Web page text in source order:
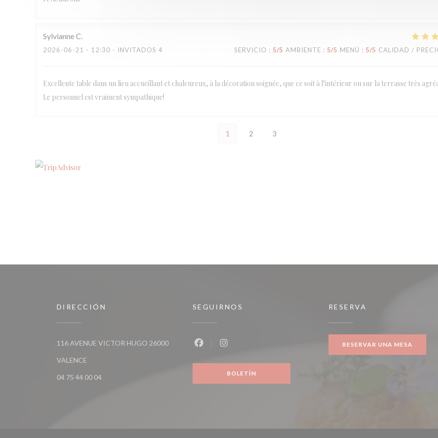
SylvianneC
2026-06-21 - 12:30 - INVITADOS 4 SERVICIO : 5/5 AMBIENTE : 5/5 MENÚ : 5/5 CALIDAD /
Excellente table dans un lieu accueillant et chaleureux, à la décoration soignée, que ce soit à l’intérieur ou sur la terrasse très
Le personnel est vraiment sympathique!
1 2 3
DIRECCIÓN
116 AVENUE VICTOR HUGO 26000
VALENCE((abre en una nueva ventana))
04 75 44 00 04
SEGUIRNOS
BOLETÍN
RESERVA
RESERVAR UNA MESA